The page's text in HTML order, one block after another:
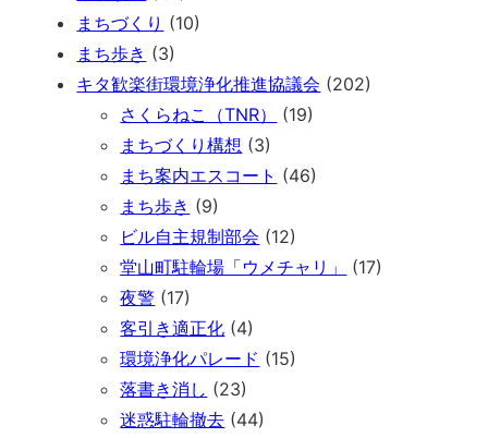
まちづくり (10)
まち歩き (3)
キタ歓楽街環境浄化推進協議会 (202)
さくらねこ（TNR）
(19)
まちづくり構想 (3)
まち案内エスコート (46)
まち歩き (9)
ビル自主規制部会 (12)
堂山町駐輪場「ウメチャリ」
(17)
夜警 (17)
客引き適正化 (4)
環境浄化パレード (15)
落書き消し (23)
迷惑駐輪撤去 (44)